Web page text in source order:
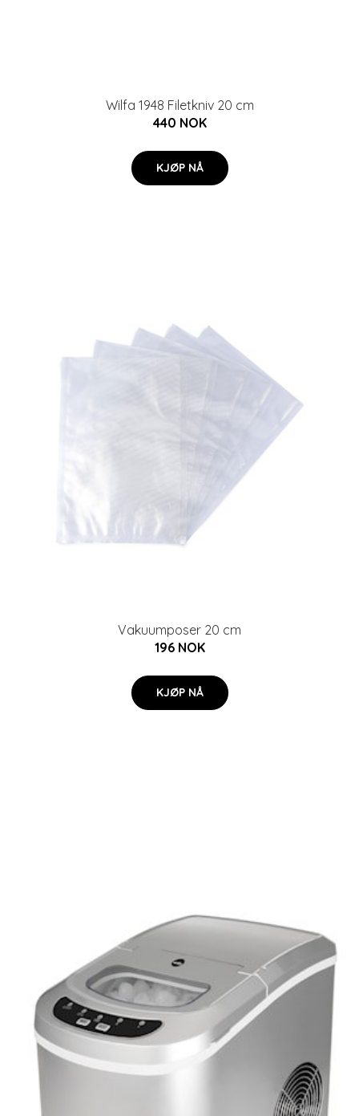
Wilfa 1948 Filetkniv 20 cm
440 NOK
KJØP NÅ
Vakuumposer 20 cm
196 NOK
KJØP NÅ